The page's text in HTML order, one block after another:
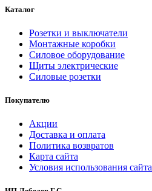
Каталог
Розетки и выключатели
Монтажные коробки
Силовое оборудование
Щиты электрические
Силовые розетки
Покупателю
Акции
Доставка и оплата
Политика возвратов
Карта сайта
Условия использования сайта